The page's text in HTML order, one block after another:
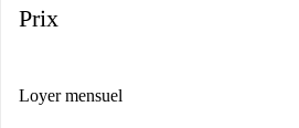
Prix
Loyer mensuel